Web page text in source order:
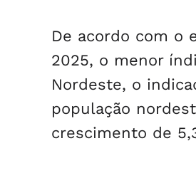
De acordo com o
2025, o menor
Nordeste, o
população
crescimento de